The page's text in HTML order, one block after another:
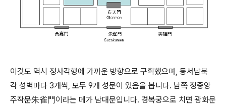
이것도 역시 정사각형에 가까운 방향으로 구획했으며, 동서남북
각 성벽마다 3개씩, 모두 9개 성문이 있음을 봅니다. 남쪽 정중앙
주작문朱雀門이라는 데가 남대문입니다. 경복궁으로 치면 광화문